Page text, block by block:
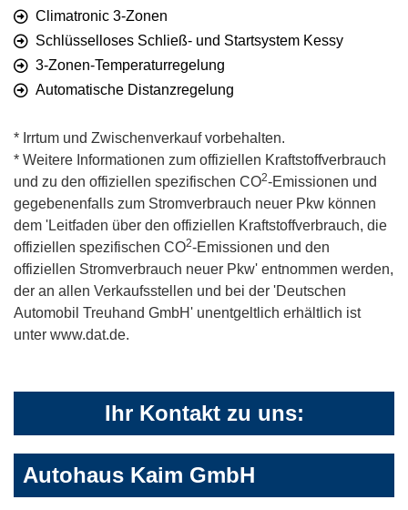
Climatronic 3-Zonen
Schlüsselloses Schließ- und Startsystem Kessy
3-Zonen-Temperaturregelung
Automatische Distanzregelung
* Irrtum und Zwischenverkauf vorbehalten.
* Weitere Informationen zum offiziellen Kraftstoffverbrauch
und zu den offiziellen spezifischen CO2-Emissionen und
gegebenenfalls zum Stromverbrauch neuer Pkw können
dem 'Leitfaden über den offiziellen Kraftstoffverbrauch, die
offiziellen spezifischen CO2-Emissionen und den
offiziellen Stromverbrauch neuer Pkw' entnommen werden,
der an allen Verkaufsstellen und bei der 'Deutschen
Automobil Treuhand GmbH' unentgeltlich erhältlich ist
unter www.dat.de.
Ihr Kontakt zu uns:
Autohaus Kaim GmbH